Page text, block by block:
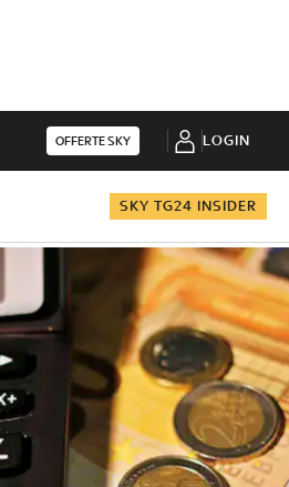
OFFERTE SKY LOGIN
SKY TG24 INSIDER